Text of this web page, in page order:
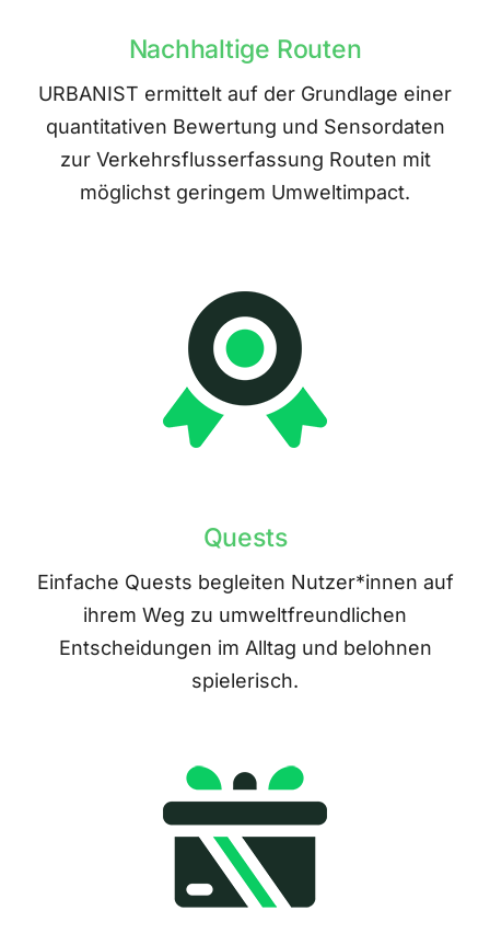
Nachhaltige Routen
URBANIST ermittelt auf der Grundlage einer
quantitativen Bewertung und Sensordaten
zur Verkehrsflusserfassung Routen mit
möglichst geringem Umweltimpact.
Quests
Einfache Quests begleiten Nutzer*innen auf
ihrem Weg zu umweltfreundlichen
Entscheidungen im Alltag und belohnen
spielerisch.